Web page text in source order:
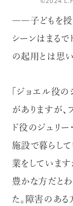
――子どもを授
シーンはまるで
の起用とは思
「ジョエル役の
がありますが、
ド役のジュリ
施設で暮らし
業をしていま
豊かな方だとわ
た。障害のあ